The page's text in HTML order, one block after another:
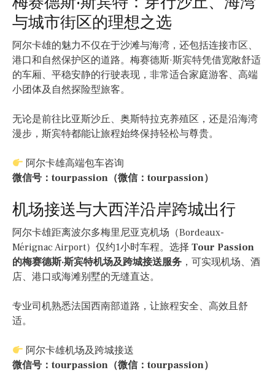
与城市街区的理想之选
阿尔卡雄的魅力不仅在于沙滩与海湾，还包括连接市区、
港口和自然保护区的道路。梅赛德斯·斯宾特凭借宽敞舒适
的车厢、平稳安静的行驶表现，非常适合家庭游客、高端
小团体及自然探险型旅客。
无论是前往比亚斯沙丘、奥斯特拉克养殖区，还是沿海湾
漫步，斯宾特都能让旅程始终保持轻松与尊贵。
阿尔卡雄高端包车咨询
微信号：tourpassion（微信：tourpassion）
机场接送与大西洋沿岸跨城出行
阿尔卡雄距离波尔多梅里尼亚克机场（Bordeaux-
Mérignac Airport）仅约1小时车程。选择 Tour Passion
的梅赛德斯·斯宾特机场及跨城接送服务 ，可实现机场、酒
店、港口或海滩别墅的无缝直达。
专业司机熟悉法国西南部道路，让旅程安全、高效且舒
适。
阿尔卡雄机场及跨城接送
微信号：tourpassion（微信：tourpassion）